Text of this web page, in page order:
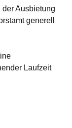
Ausbietung
generell
Laufzeit